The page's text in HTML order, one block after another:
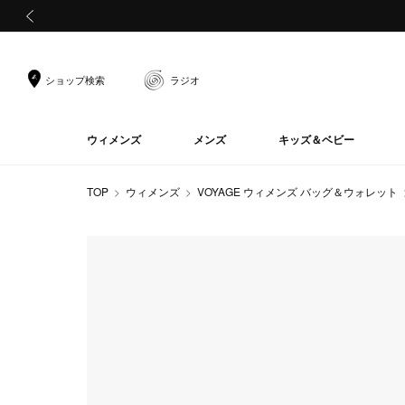
ショップ検索 ラジオ
ウィメンズ メンズ キッズ＆ベビー
TOP ウィメンズ VOYAGE ウィメンズ バッグ＆ウォレット